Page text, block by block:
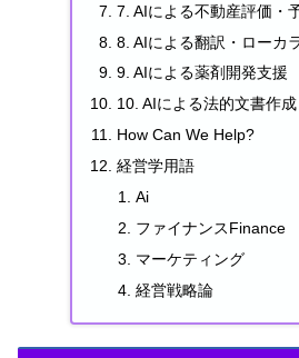
7. AIによる不動産評価・
8. AIによる翻訳・ローカ
9. AIによる薬剤開発支援
10. AIによる法的文書作
How Can We Help?
経営学用語
Ai
ファイナンスFinance
マーケティング
経営戦略論